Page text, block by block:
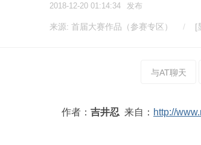
2018-12-20 01:14:34 发布
来源: 首届大赛作品（参赛专区） / [
与AT聊天
作者： 吉井忍 来自： http://